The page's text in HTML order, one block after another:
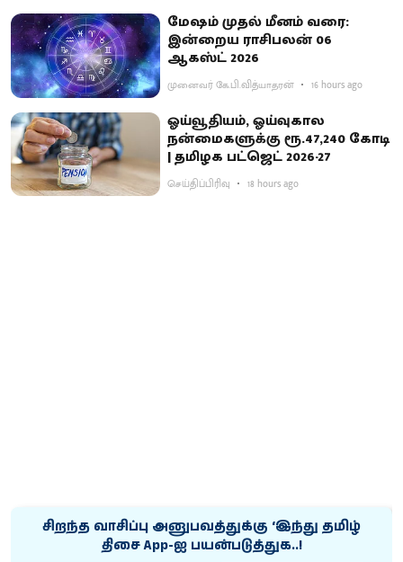
மேஷம் முதல் மீனம் வரை:
இன்றைய ராசிபலன் 06
ஆகஸ்ட் 2026
முனைவர் கே.பி.வித்யாதரன் 16 hours ago
ஓய்வூதியம், ஓய்வுகால
நன்மைகளுக்கு ரூ.47,240 கோடி
| தமிழக பட்ஜெட் 2026-27
செய்திப்பிரிவு 18 hours ago
சிறந்த வாசிப்பு அனுபவத்துக்கு ‘இந்து தமிழ்
திசை App-ஐ பயன்படுத்துக..!